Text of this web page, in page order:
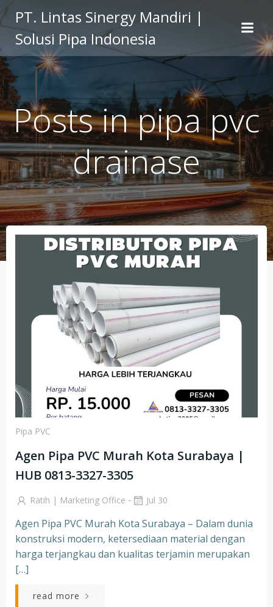
to
content
PT. Lintas Sinergy Mandiri |
Solusi Pipa Indonesia
Posts in pipa pvc
drainase
Pipa PVC
Agen Pipa PVC Murah Kota Surabaya |
HUB 0813-3327-3305
Ratih | Marketing Office - Jul 30
Agen Pipa PVC Murah Kota Surabaya – Dalam dunia
konstruksi modern, ketersediaan material dengan
harga terjangkau dan kualitas terjamin merupakan
[…]
read more